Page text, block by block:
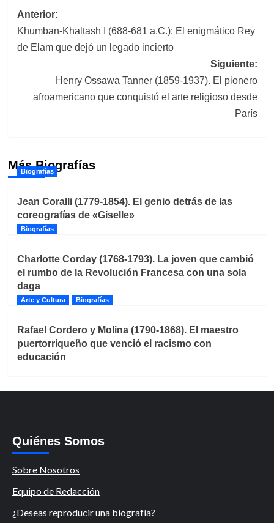
Navegación
de
entradas
Anterior:
Khumban-Khaltash I (688-681 a.C.): El enigmático Rey
de Elam que dejó un legado incierto
Siguiente:
Henry Ossawa Tanner (1859-1937). El pionero
afroamericano que conquistó el arte religioso desde
París
Más Biografías
Biografías
Jean Coralli (1779-1854). El genio detrás de las
coreografías de «Giselle»
Biografías
Charlotte Corday (1768-1793). La joven que cambió
el rumbo de la Revolución Francesa con una sola
daga
Arte y Cultura Biografías
Rafael Cordero y Molina (1790-1868). El maestro
puertorriqueño que venció el racismo con
educación
Quiénes Somos
Sobre Nosotros
Equipo de Redacción
¿Deseas reproducir una biografía?